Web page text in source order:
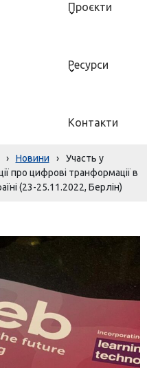
Проєкти
Ресурси
Контакти
› Новини ›
Участь у
про цифрові транформації в
(23-25.11.2022, Берлін)